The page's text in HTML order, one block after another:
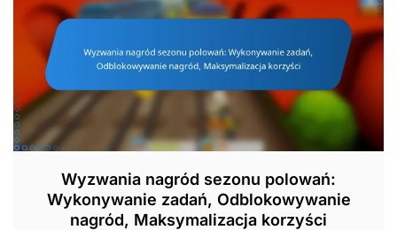
Wyzwania nagród sezonu polowań:
Wykonywanie zadań, Odblokowywanie
nagród, Maksymalizacja korzyści